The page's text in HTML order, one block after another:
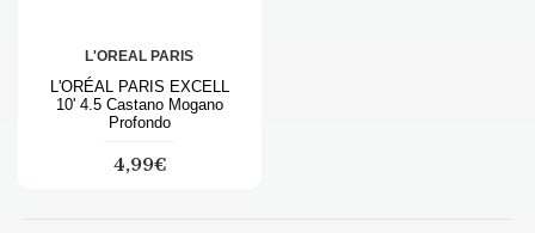
L'OREAL PARIS
L'ORÉAL PARIS EXCELL
10' 4.5 Castano Mogano
Profondo
4,99€